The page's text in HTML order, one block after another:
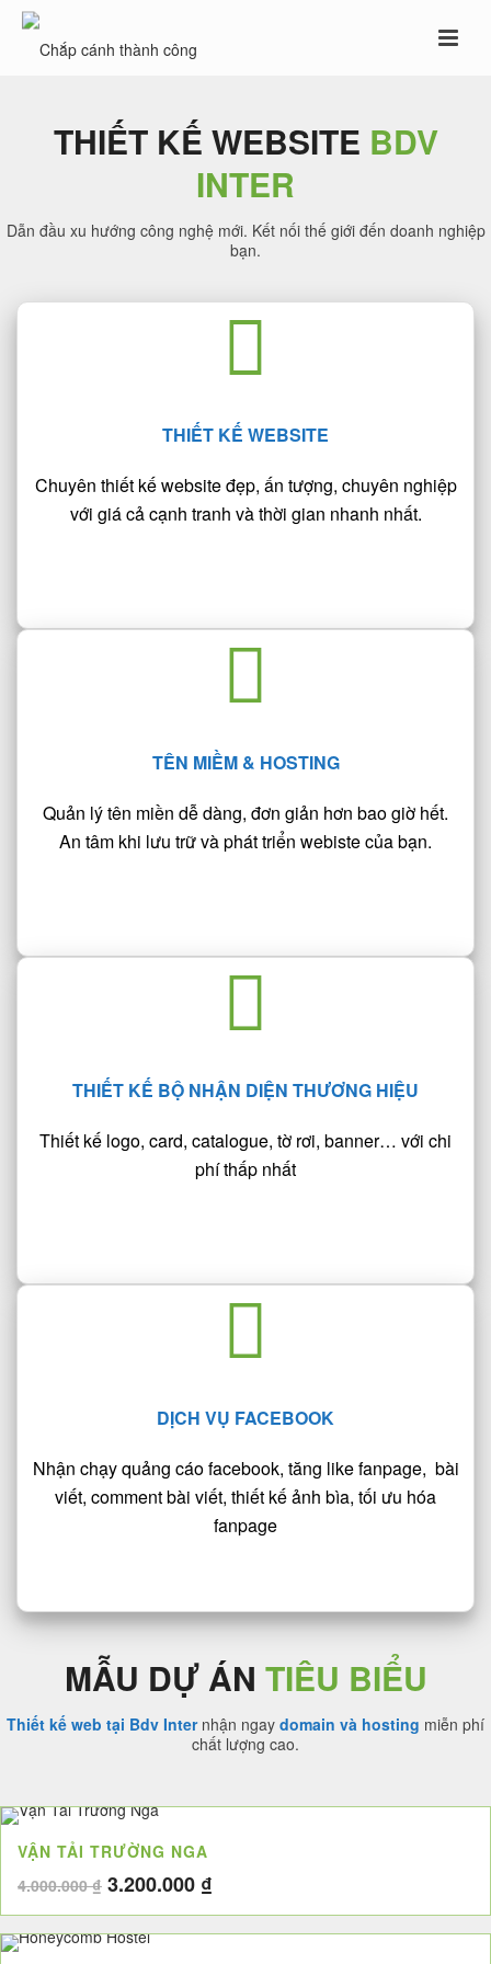
THIẾT KẾ WEBSITE BDV
INTER
Dẫn đầu xu hướng công nghệ mới. Kết nối thế giới đến doanh nghiệp
bạn.
THIẾT KẾ WEBSITE
Chuyên thiết kế website đẹp, ấn tượng, chuyên nghiệp
với giá cả cạnh tranh và thời gian nhanh nhất.
TÊN MIỀM & HOSTING
Quản lý tên miền dễ dàng, đơn giản hơn bao giờ hết.
An tâm khi lưu trữ và phát triển webiste của bạn.
THIẾT KẾ BỘ NHẬN DIỆN THƯƠNG HIỆU
Thiết kế logo, card, catalogue, tờ rơi, banner… với chi
phí thấp nhất
DỊCH VỤ FACEBOOK
Nhận chạy quảng cáo facebook, tăng like fanpage, bài
viết, comment bài viết, thiết kế ảnh bìa, tối ưu hóa
fanpage
MẪU DỰ ÁN TIÊU BIỂU
Thiết kế web tại Bdv Internhận ngay domain và hosting miễn phí
chất lượng cao.
VẬN TẢI TRƯỜNG NGA
4.000.000₫ Giá
gốc
là:
3.200.000 ₫
hiện
tại